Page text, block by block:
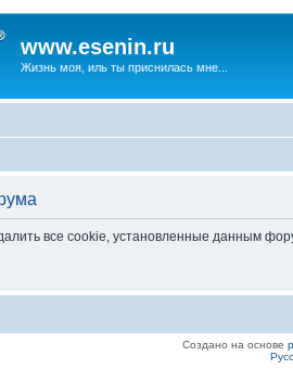
www.esenin.ru
Жизнь моя, иль ты приснилась мне...
все cookie, установленные данным
Создано на основе